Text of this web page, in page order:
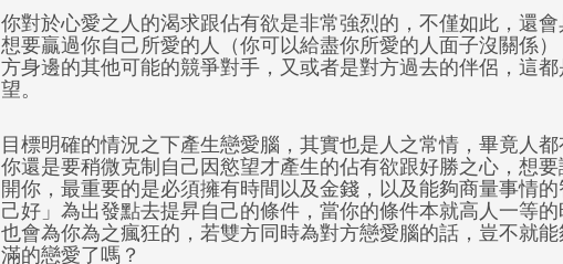
你對於心愛之人的渴求跟佔有欲是非常強烈的，不僅如此，還
想要贏過你自己所愛的人（你可以給盡你所愛的人面子沒關係
方身邊的其他可能的競爭對手，又或者是對方過去的伴侶，這
望。
目標明確的情況之下產生戀愛腦，其實也是人之常情，畢竟人都
你還是要稍微克制自己因慾望才產生的佔有欲跟好勝之心，想
開你，最重要的是必須擁有時間以及金錢，以及能夠商量事情
己好」為出發點去提昇自己的條件，當你的條件本就高人一等
也會為你為之瘋狂的，若雙方同時為對方戀愛腦的話，豈不就
滿的戀愛了嗎？